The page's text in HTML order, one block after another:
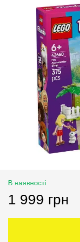
В наявності
1 999 грн